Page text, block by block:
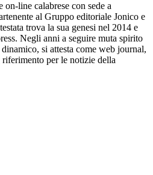
on-line calabrese con sede a
al Gruppo editoriale Jonico e
trova la sua genesi nel 2014 e
Negli anni a seguire muta spirito
si attesta come web journal,
per le notizie della